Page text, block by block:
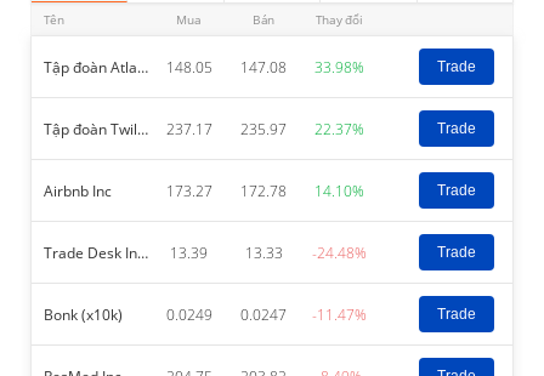
Tên Mua Bán Thay đổi
Tập đoàn Atlassian - Class A 148.05 147.08 33.98% Trade
Tập đoàn Twilio– A 237.17 235.97 22.37% Trade
Airbnb Inc 173.27 172.78 14.10% Trade
Trade Desk Inc/The – Class A 13.39 13.33 -24.48% Trade
Bonk (x10k) 0.0249 0.0247 -11.47% Trade